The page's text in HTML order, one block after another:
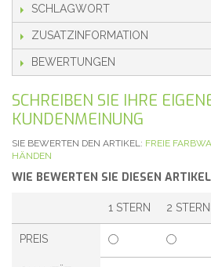
SCHLAGWORT
ZUSATZINFORMATION
BEWERTUNGEN
SCHREIBEN SIE IHRE
KUNDENMEINUNG
SIE BEWERTEN DEN ARTIKEL: FREIE
HÄNDEN
WIE BEWERTEN SIE DIESEN
1 STERN 2
PREIS